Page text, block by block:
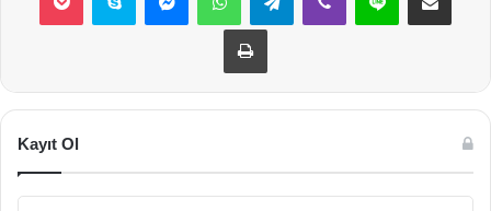
Yazdır
Kayıt Ol